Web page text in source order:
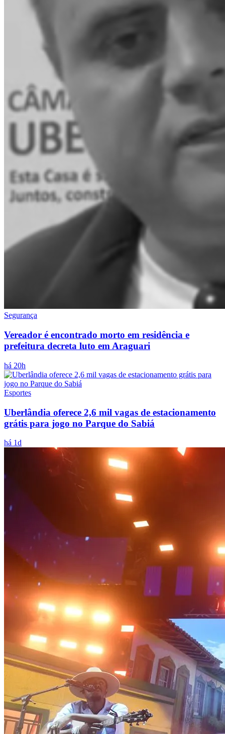
Segurança
Vereador é encontrado morto em residência e
prefeitura decreta luto em Araguari
há 20h
Esportes
Uberlândia oferece 2,6 mil vagas de estacionamento
grátis para jogo no Parque do Sabiá
há 1d